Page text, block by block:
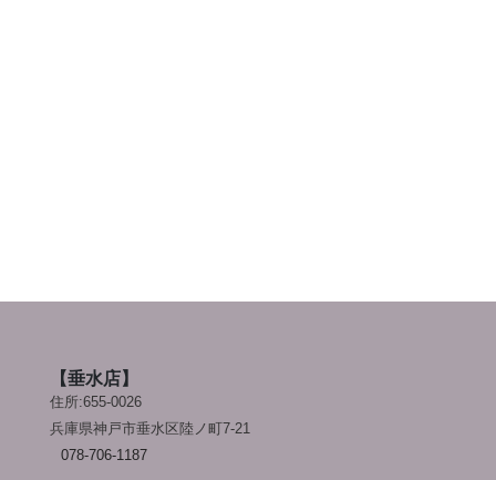
【垂水店】
住所:655-0026
兵庫県神戸市垂水区陸ノ町7-21
078-706-1187